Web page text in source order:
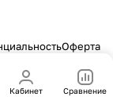
Кабинет Сравнение
Оферта